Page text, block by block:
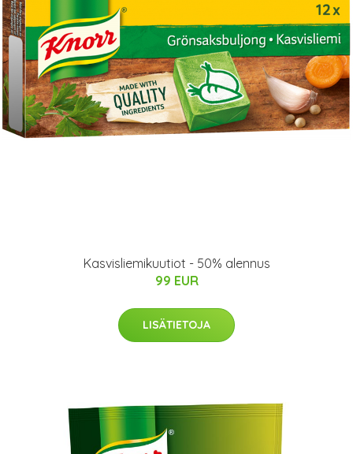
Kasvisliemikuutiot - 50% alennus
99 EUR
LISÄTIETOJA